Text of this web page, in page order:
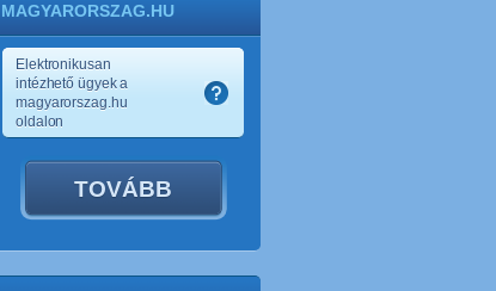
MAGYARORSZAG.HU
Elektronikusan
intézhető ügyek a
magyarorszag.hu
oldalon
TOVÁBB